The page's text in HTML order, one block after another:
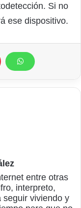
Si no
ese dispositivo.
entre otras
interpreto,
seguir viviendo y